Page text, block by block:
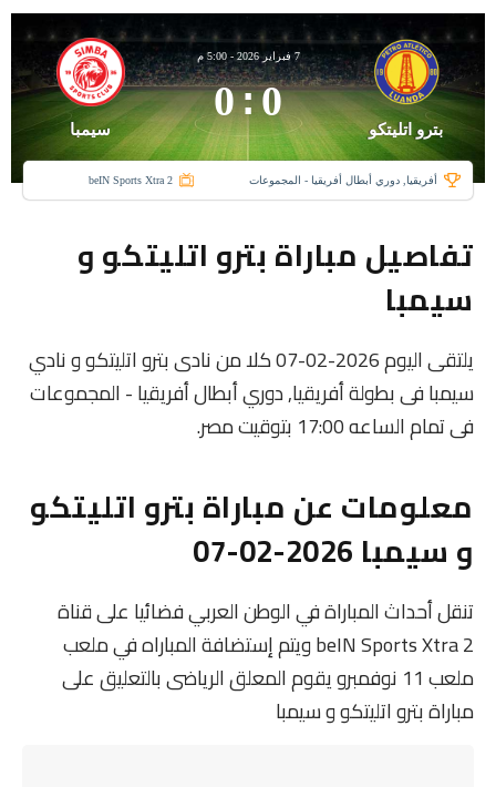
بترو اتليتكو
7 فبراير 2026 -5:00 م
0
:
0
سيمبا
أفريقيا, دوري أبطال أفريقيا - المجموعات beIN Sports Xtra 2
تفاصيل مباراة بترو اتليتكو و
سيمبا
يلتقى اليوم 2026-02-07 كلا من نادى بترو اتليتكو و نادي
سيمبا فى بطولة أفريقيا, دوري أبطال أفريقيا - المجموعات
فى تمام الساعه 17:00 بتوقيت مصر.
معلومات عن مباراة بترو اتليتكو
و سيمبا 2026-02-07
تنقل أحداث المباراة في الوطن العربي فضائيا على قناة
beIN Sports Xtra 2 ويتم إستضافة المباراه في ملعب
ملعب 11 نوفمبرو يقوم المعلق الرياضى بالتعليق على
مباراة بترو اتليتكو و سيمبا